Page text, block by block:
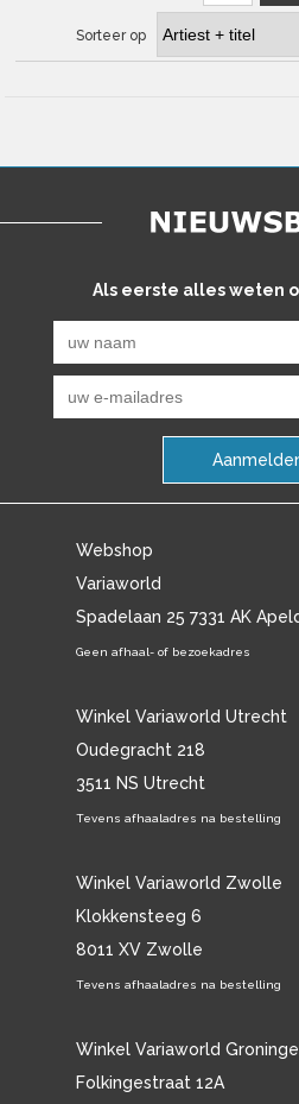
Sorteer op
Als eerste alles weten
Webshop
Variaworld
Spadelaan 25 7331 AK
Geen afhaal- of bezoekadres
Winkel Variaworld Utrecht
Oudegracht 218
3511 NS Utrecht
Tevens afhaaladres na bestelling
Winkel Variaworld Zwolle
Klokkensteeg 6
8011 XV Zwolle
Tevens afhaaladres na bestelling
Winkel Variaworld
Folkingestraat 12A